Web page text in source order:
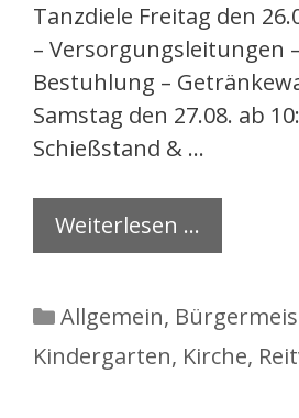
Tanzdiele Freitag den
– Versorgungsleitungen
Bestuhlung –
Samstag den 27.08. ab
Schießstand & …
Weiterlesen …
Kategorien
Allgemein,
Kindergarten, Kirche,